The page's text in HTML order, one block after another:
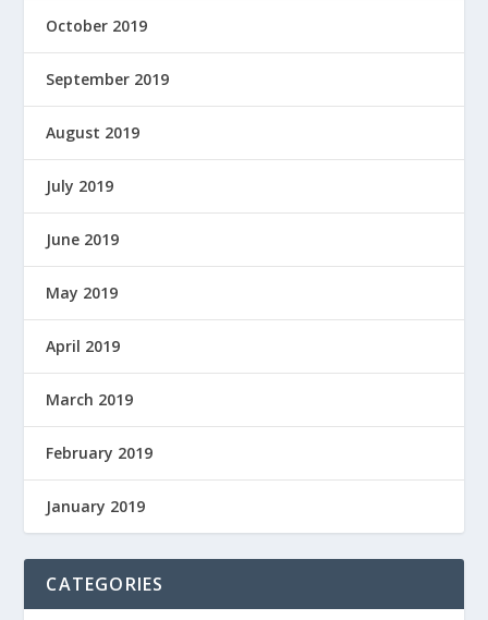
October 2019
September 2019
August 2019
July 2019
June 2019
May 2019
April 2019
March 2019
February 2019
January 2019
CATEGORIES